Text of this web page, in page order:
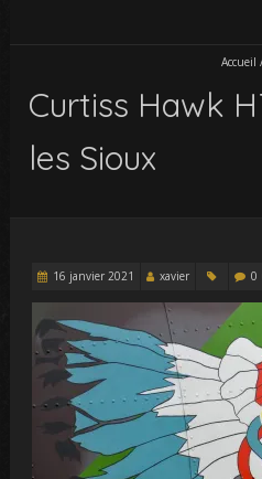
Accueil
Curtiss Hawk
les Sioux
16 janvier 2021 xavier 0